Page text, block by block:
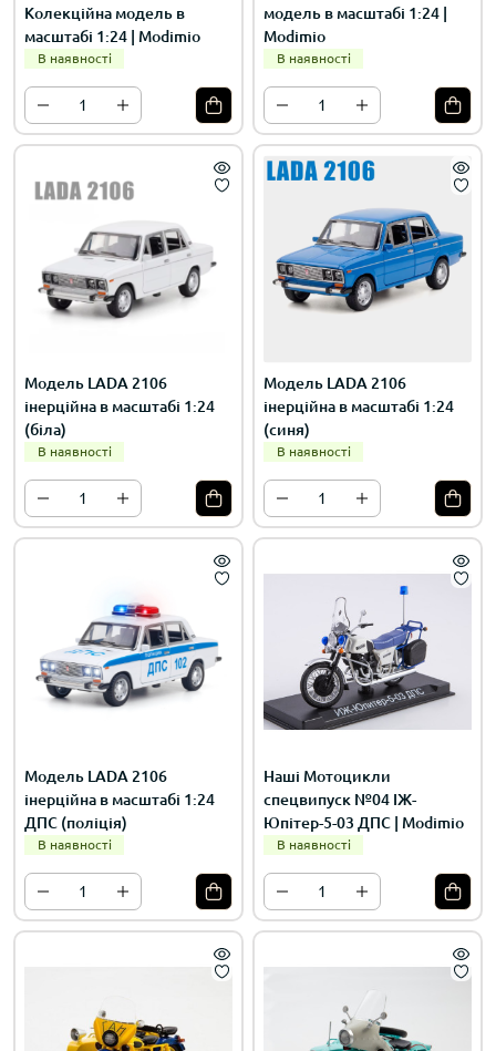
Колекційна модель в
масштабі 1:24 | Modimio
В наявності
модель в масштабі 1:24 |
Modimio
В наявності
Модель LADA 2106
інерційна в масштабі 1:24
(біла)
В наявності
Модель LADA 2106
інерційна в масштабі 1:24
(синя)
В наявності
Модель LADA 2106
інерційна в масштабі 1:24
ДПС (поліція)
В наявності
Наші Мотоцикли
спецвипуск №04 ІЖ-
Юпітер-5-03 ДПС | Modimio
В наявності